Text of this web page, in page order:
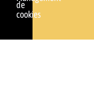
de
cookies